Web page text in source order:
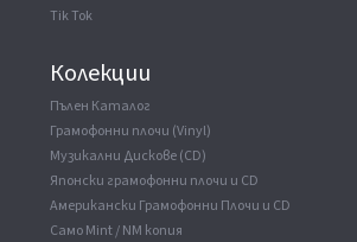
Tik Tok
Колекции
Пълен Каталог
Грамофонни плочи (Vinyl)
Музикални Дискове (CD)
Японски грамофонни плочи и CD
Американски Грамофонни Плочи и CD
Само Mint / NM копия